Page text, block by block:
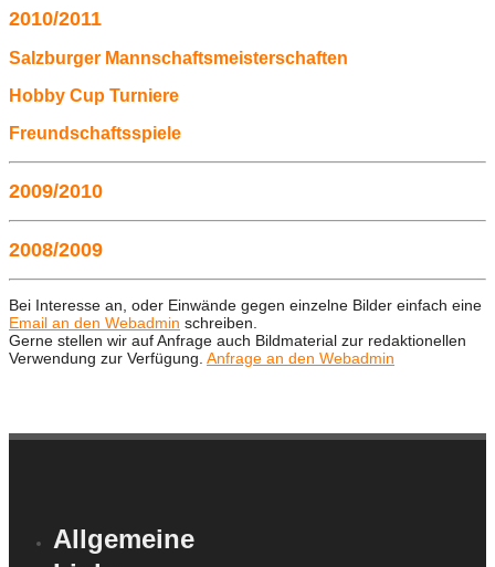
2010/2011
Salzburger Mannschaftsmeisterschaften
Hobby Cup Turniere
Freundschaftsspiele
2009/2010
2008/2009
Bei Interesse an, oder Einwände gegen einzelne Bilder einfach eine
Email an den Webadmin schreiben.
Gerne stellen wir auf Anfrage auch Bildmaterial zur redaktionellen
Verwendung zur Verfügung. Anfrage an den Webadmin
Allgemeine